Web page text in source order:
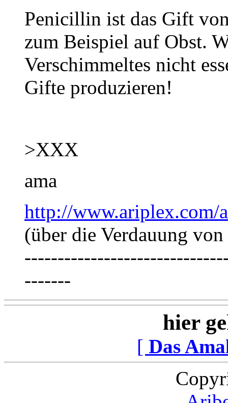
Penicillin ist das Gift
zum Beispiel auf Obst.
Verschimmeltes nicht
Gifte produzieren!
>XXX
ama
http://www.ariplex.com/
(über die Verdauung
-------
hier
[ Das